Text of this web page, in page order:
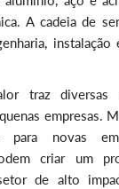
A cadeia de
instalação
traz diversas
empresas.
para novas
criar um
de alto